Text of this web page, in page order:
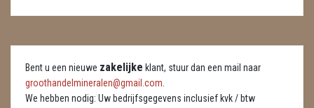
DIERTJES
DIVERSE
ENGELEN
FENG SHUI
Bent u een nieuwe zakelijke klant, stuur dan een mail naar
groothandelmineralen@gmail.com
We hebben nodig: Uw bedrijfsgegevens inclusief kvk / btw